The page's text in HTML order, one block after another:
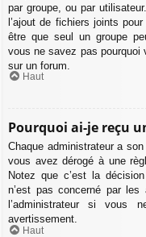
par groupe, ou par
l’ajout de fichiers joints
être que seul un groupe
vous ne savez pas pourquoi
sur un forum.
Haut
Pourquoi ai-je reçu
Chaque administrateur a
vous avez dérogé à une
Notez que c’est la
n’est pas concerné par les
l’administrateur si vous
avertissement.
Haut